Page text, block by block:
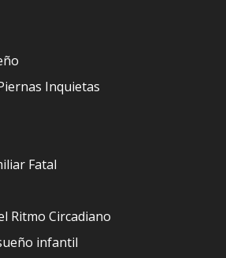
Inquietas
Fatal
Ritmo Circadiano
infantil